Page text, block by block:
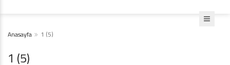
Anasayfa 1 (5)
1 (5)